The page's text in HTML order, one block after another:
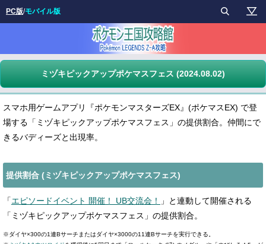
ミヅキピックアップポケマスフェス (2024.08.02)
スマホ用ゲームアプリ『ポケモンマスターズEX』(ポケマスEX) で登
場する「ミヅキピックアップポケマスフェス」の提供割合。仲間にで
きるバディーズと出現率。
提供割合 (ミヅキピックアップポケマスフェス)
「エピソードイベント 開催！ UB交流会！
」と連動して開催される
「ミヅキピックアップポケマスフェス」の提供割合。
※ダイヤ×300の1連Bサーチまたはダイヤ×3000の11連Bサーチを実行できる。
PC版/モバイル版